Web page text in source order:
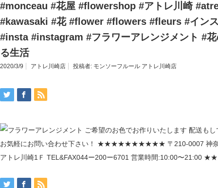
#monceau #花屋 #flowershop #アトレ川崎
#kawasaki #花 #flower #flowers #fleurs #イン
#insta #instagram #フラワーアレンジメント #
る生活
2020/3/9 アトレ川崎店 投稿者: モンソーフルール アトレ川崎店